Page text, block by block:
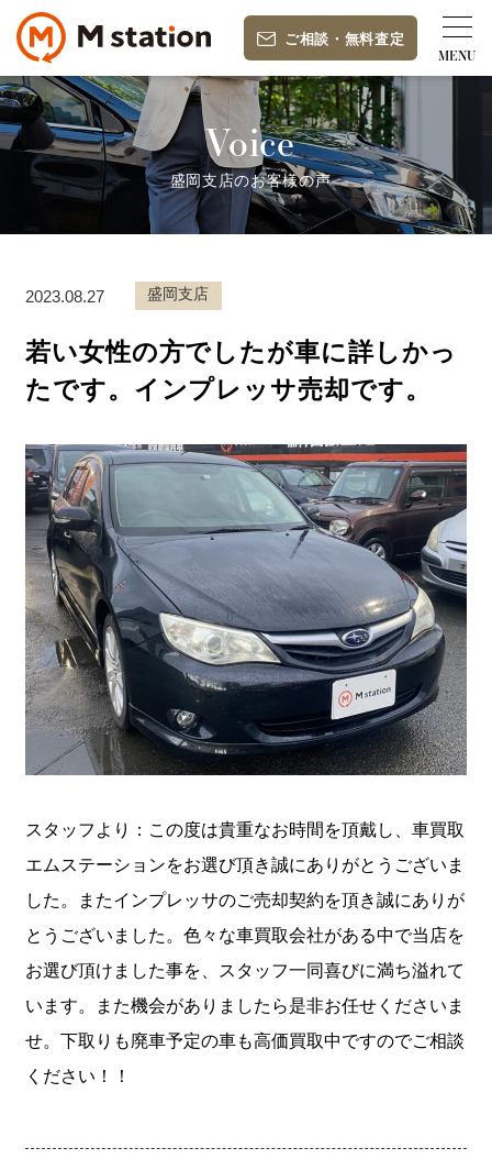
ご相談 ・ 無料査定
Voice
盛岡支店のお客様の声
2023.08.27 盛岡支店
若い女性の方でしたが車に詳しかっ
たです。インプレッサ売却です。
スタッフより：この度は貴重なお時間を頂戴し、車買取
エムステーションをお選び頂き誠にありがとうございま
した。またインプレッサのご売却契約を頂き誠にありが
とうございました。色々な車買取会社がある中で当店を
お選び頂けました事を、スタッフ一同喜びに満ち溢れて
います。また機会がありましたら是非お任せくださいま
せ。下取りも廃車予定の車も高価買取中ですのでご相談
ください！！